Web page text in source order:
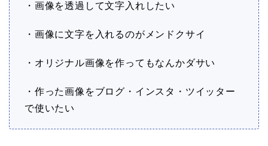
・画像を透過して文字入れしたい
・画像に文字を入れるのがメンドクサイ
・オリジナル画像を作ってもなんかダサい
・作った画像をブログ・インスタ・ツイッター
で使いたい